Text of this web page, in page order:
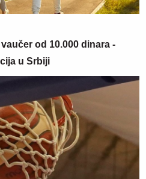
od 10.000 dinara -
u Srbiji